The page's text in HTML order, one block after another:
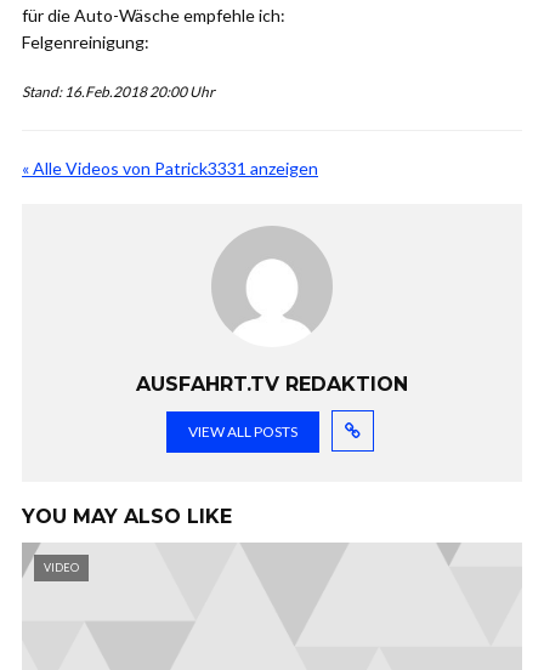
für die Auto-Wäsche empfehle ich:
Felgenreinigung:
Stand: 16.Feb.2018 20:00 Uhr
« Alle Videos von Patrick3331 anzeigen
AUSFAHRT.TV REDAKTION
VIEW ALL POSTS
YOU MAY ALSO LIKE
VIDEO